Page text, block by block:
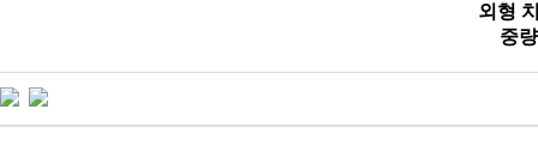
외형
중량